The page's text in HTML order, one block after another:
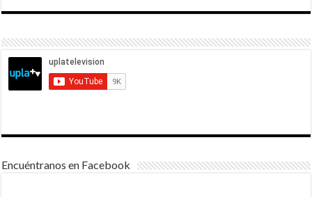
Encuéntranos en Facebook